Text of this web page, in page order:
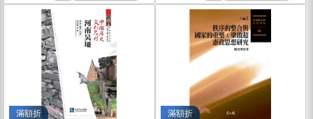
滿額折 滿額折